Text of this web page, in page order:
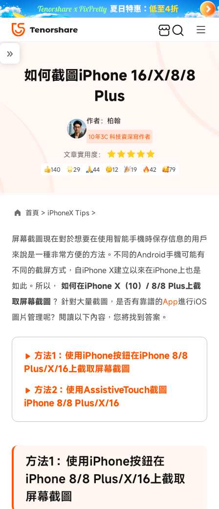
如何截圖iPhone 16/X/8/8
Plus
作者：柏翰
10年3C 科技資深寫作者
文章實用度：
140 29 44 12 19 42 79
首頁 > iPhoneX Tips >
屏幕截圖現在對於想要在使用智能手機時保存信息的用戶
來說是一種非常方便的方法。不同的Android手機可能有
不同的截屏方式，自iPhone X建立以來在iPhone上也是
如此。所以， 如何在iPhone X（10）/ 8/8 Plus上截
取屏幕截圖 ？針對大量截圖，是否有靠譜的App進行iOS
圖片管理呢？閱讀以下內容，您將找到答案。
方法1：使用iPhone按鈕在iPhone 8/8
Plus/X/16上截取屏幕截圖
方法2：使用AssistiveTouch截圖
iPhone 8/8 Plus/X/16
方法1：使用iPhone按鈕在
iPhone 8/8 Plus/X/16上截取
屏幕截圖